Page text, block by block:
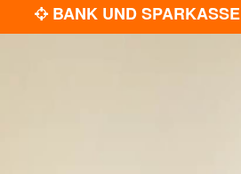
BANK UND SPARKASSE